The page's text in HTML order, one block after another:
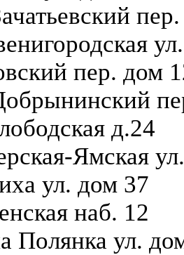
пер. дом
д.24
Ямская
ул. дом 37
наб. 12
Полянка ул.